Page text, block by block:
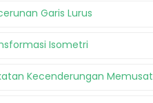
Garis Lurus
Isometri
Kecenderungan Memusat